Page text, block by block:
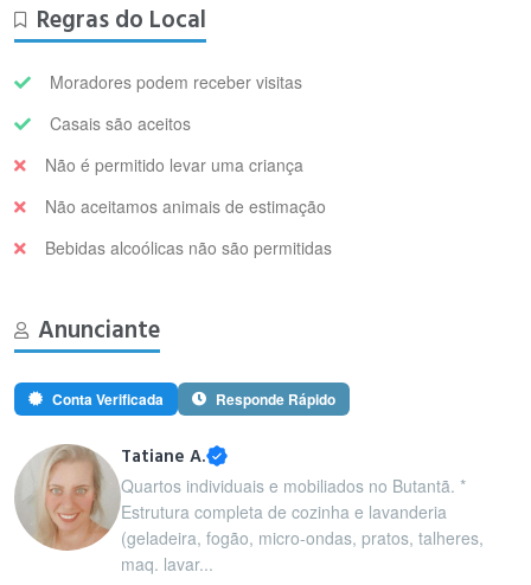
Regras do Local
Moradores podem receber visitas
Casais são aceitos
Não é permitido levar uma criança
Não aceitamos animais de estimação
Bebidas alcoólicas não são permitidas
Anunciante
Conta Verificada Responde Rápido
Tatiane A.
Quartos individuais e mobiliados no Butantã. *
Estrutura completa de cozinha e lavanderia
(geladeira, fogão, micro-ondas, pratos, talheres,
maq. lavar...